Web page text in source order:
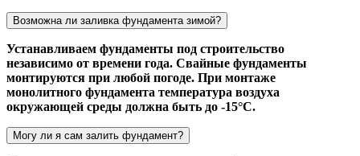
Возможна ли заливка фундамента зимой?
Устанавливаем фундаменты под строительство
независимо от времени года. Свайные фундаменты
монтируются при любой погоде. При монтаже
монолитного фундамента температура воздуха
окружающей среды должна быть до -15°С.
Могу ли я сам залить фундамент?